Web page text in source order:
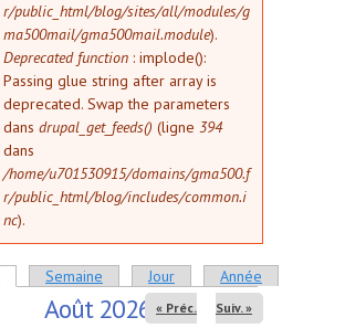
r/public_html/blog/sites/all/modules/g
ma500mail/gma500mail.module).
Deprecated function : implode():
Passing glue string after array is
deprecated. Swap the parameters
dans drupal_get_feeds() (ligne 394
dans
/home/u701530915/domains/gma500.f
r/public_html/blog/includes/common.i
nc).
principaux
(onglet actif)
Semaine Jour Année
Août 2026 « Préc. Suiv. »